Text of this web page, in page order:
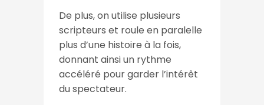
De plus, on utilise plusieurs
scripteurs et roule en paralelle
plus d’une histoire à la fois,
donnant ainsi un rythme
accéléré pour garder l’intérêt
du spectateur.